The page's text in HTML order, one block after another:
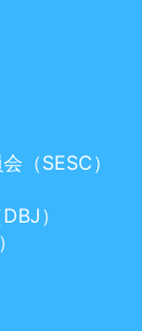
（SESC）
）